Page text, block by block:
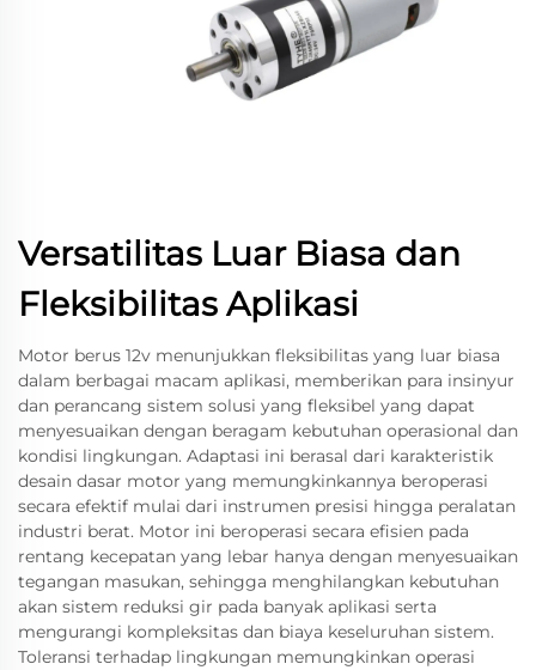
Versatilitas Luar Biasa dan
Fleksibilitas Aplikasi
Motor berus 12v menunjukkan fleksibilitas yang luar biasa
dalam berbagai macam aplikasi, memberikan para insinyur
dan perancang sistem solusi yang fleksibel yang dapat
menyesuaikan dengan beragam kebutuhan operasional dan
kondisi lingkungan. Adaptasi ini berasal dari karakteristik
desain dasar motor yang memungkinkannya beroperasi
secara efektif mulai dari instrumen presisi hingga peralatan
industri berat. Motor ini beroperasi secara efisien pada
rentang kecepatan yang lebar hanya dengan menyesuaikan
tegangan masukan, sehingga menghilangkan kebutuhan
akan sistem reduksi gir pada banyak aplikasi serta
mengurangi kompleksitas dan biaya keseluruhan sistem.
Toleransi terhadap lingkungan memungkinkan operasi